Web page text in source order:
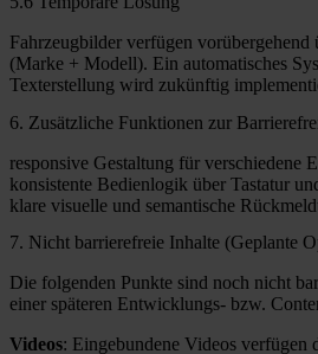
Fahrzeugbilder verfügen vorübergehend
(Marke + Modell). Ein automatisches
Texterstellung wird zukünftig
6. Zusätzliche Funktionen zur
responsive Gestaltung für verschiedene
konsistente Bedienlogik über Tastatur
klare visuelle und semantische
7. Nicht barrierefreie Inhalte (Geplante
Die folgenden Punkte sind noch nicht
einer späteren Entwicklungs- bzw.
Videos: Eingebundene Videos verfügen